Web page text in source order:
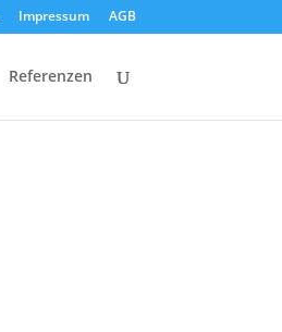
Impressum AGB
Referenzen